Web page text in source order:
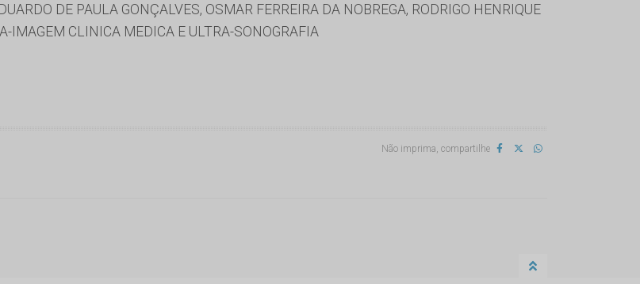
DE PAULA GONÇALVES, OSMAR FERREIRA DA NOBREGA, RODRIGO HENRIQUE
IMAGEM CLINICA MEDICA E ULTRA-SONOGRAFIA
Não imprima, compartilhe